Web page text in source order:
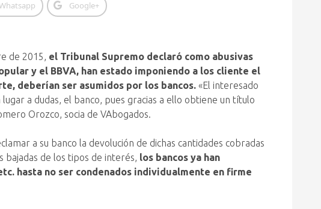
Google+
de 2015, el Tribunal Supremo declaró como abusivas
y el BBVA, han estado imponiendo a los cliente el
deberían ser asumidos por los bancos. «El interesado
a dudas, el banco, pues gracias a ello obtiene un título
Orozco, socia de VAbogados.
a su banco la devolución de dichas cantidades cobradas
bajadas de los tipos de interés, los bancos ya han
hasta no ser condenados individualmente en firme